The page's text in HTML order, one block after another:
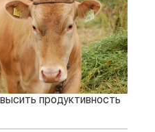
продуктивность